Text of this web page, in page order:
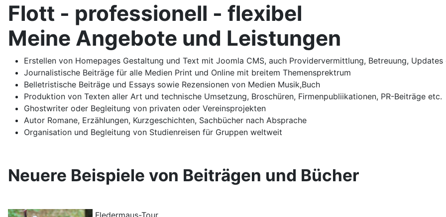
Flott - professionell - flexibel
Meine Angebote und Leistungen
Erstellen von Homepages Gestaltung und Text mit Joomla CMS, auch Providervermittlung, Betreuung,
Journalistische Beiträge für alle Medien Print und Online mit breitem Themensprektrum
Belletristische Beiträge und Essays sowie Rezensionen von Medien Musik,Buch
Produktion von Texten aller Art und technische Umsetzung, Broschüren, Firmenpubliikationen, PR-Beiträge etc.
Ghostwriter oder Begleitung von privaten oder Vereinsprojekten
Autor Romane, Erzählungen, Kurzgeschichten, Sachbücher nach Absprache
Organisation und Begleitung von Studienreisen für Gruppen weltweit
Neuere Beispiele von Beiträgen und Bücher
Fledermaus-Tour